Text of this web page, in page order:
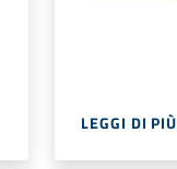
LEGGI DI PIÙ